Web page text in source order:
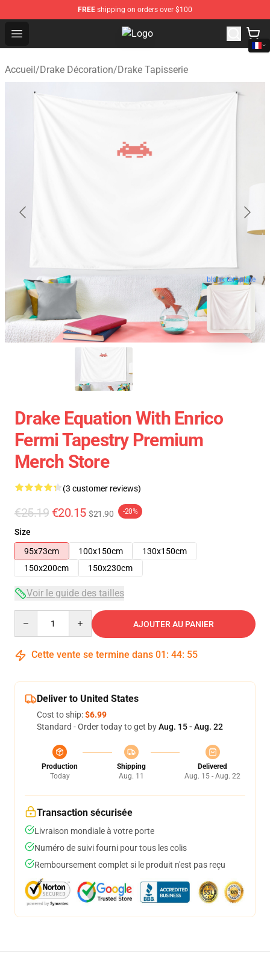
FREE shipping on orders over $100
Open menu Drake Shop - Official Drake
Accueil/Drake Décoration/Drake Tapisserie
blank template
Drake Equation With Enrico
Fermi Tapestry Premium
Merch Store
(3 customer reviews)
€25.19 €20.15 $21.90 -20%
Size
95x73cm
100x150cm
130x150cm
150x200cm
150x230cm
Voir le guide des tailles
AJOUTER AU PANIER
Cette vente se termine dans 01 : 44: 54
Deliver to United States
Cost to ship:$6.99
Standard - Order today to get byAug. 15 - Aug. 22
Production
Today
Shipping
Aug. 11
Delivered
Aug. 15 - Aug. 22
Transaction sécurisée
Livraison mondiale à votre porte
Numéro de suivi fourni pour tous les colis
Remboursement complet si le produit n'est pas reçu